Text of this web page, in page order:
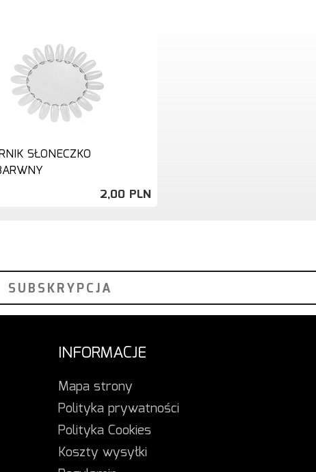
SŁONECZKO
2,00 PLN
INFORMACJE
Mapa strony
Polityka prywatności
Polityka Cookies
Koszty wysyłki